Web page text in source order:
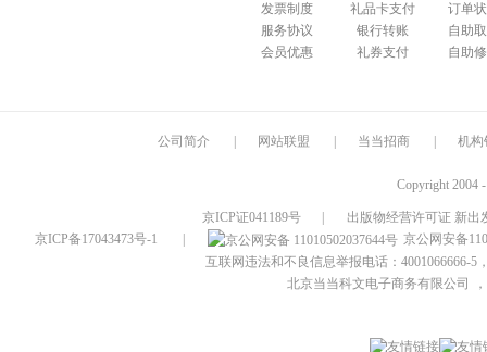
发票制度
服务协议
会员优惠
礼品卡支付
银行转账
礼券支付
订单
自助
自助
公司简介 网站联盟 当当招商 机构
Copyright 2004
京ICP证041189号
出版物经营许可证 新出
京ICP备17043473号-1
京公网安备
互联网违法和不良信息举报电话：4001066666-5
北京当当科文电子商务有限公司